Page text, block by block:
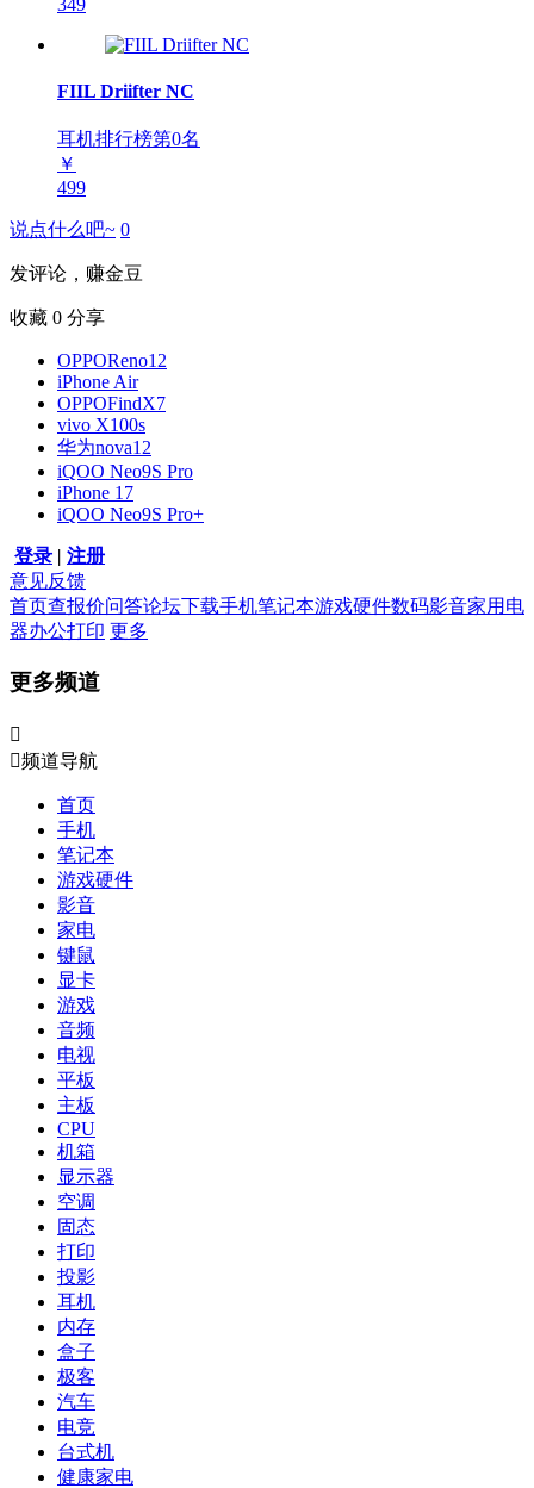
FIIL Driifter NC
耳机排行榜第0名
￥
499
说点什么吧~ 0
发评论，赚金豆
收藏 0 分享
OPPOReno12
iPhone Air
OPPOFindX7
vivo X100s
华为nova12
iQOO Neo9S Pro
iPhone 17
iQOO Neo9S Pro+
登录 | 注册
意见反馈
首页查报价问答论坛下载手机笔记本游戏硬件数码影音家用电
器办公打印 更多
更多频道

频道导航
首页
手机
笔记本
游戏硬件
影音
家电
键鼠
显卡
游戏
音频
电视
平板
主板
CPU
机箱
显示器
空调
固态
打印
投影
耳机
内存
盒子
极客
汽车
电竞
台式机
健康家电